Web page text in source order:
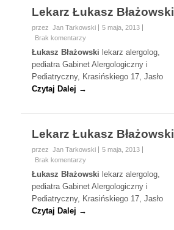
Lekarz Łukasz Błażowski
przez Jan Tarkowski
5 maja, 2013
Brak komentarzy
Łukasz Błażowski lekarz alergolog,
pediatra Gabinet Alergologiczny i
Pediatryczny, Krasińskiego 17, Jasło
Czytaj Dalej →
Lekarz Łukasz Błażowski
przez Jan Tarkowski
5 maja, 2013
Brak komentarzy
Łukasz Błażowski lekarz alergolog,
pediatra Gabinet Alergologiczny i
Pediatryczny, Krasińskiego 17, Jasło
Czytaj Dalej →